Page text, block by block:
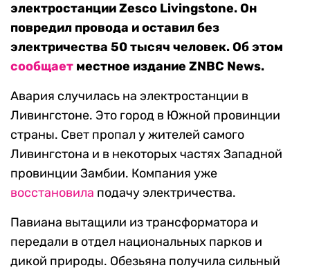
электростанции Zesco Livingstone. Он
повредил провода и оставил без
электричества 50 тысяч человек. Об этом
сообщает местное издание ZNBC News.
Авария случилась на электростанции в
Ливингстоне. Это город в Южной провинции
страны. Свет пропал у жителей самого
Ливингстона и в некоторых частях Западной
провинции Замбии. Компания уже
восстановила подачу электричества.
Павиана вытащили из трансформатора и
передали в отдел национальных парков и
дикой природы. Обезьяна получила сильный